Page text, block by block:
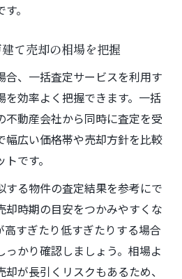
。
て売却の相場を把握
合、一括査定サービスを利用す
を効率よく把握できます。一括
不動産会社から同時に査定を受
幅広い価格帯や売却方針を比較
です。
する物件の査定結果を参考にで
却時期の目安をつかみやすくな
高すぎたり低すぎたりする場合
っかり確認しましょう。相場よ
が長引くリスクもあるため、